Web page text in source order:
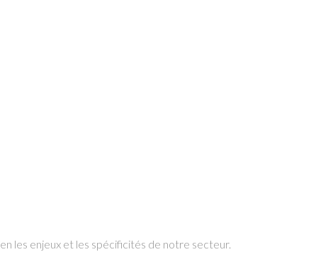
les enjeux et les spécificités de notre secteur.